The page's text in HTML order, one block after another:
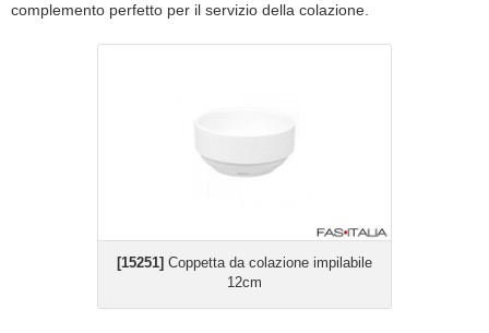
complemento perfetto per il servizio della colazione.
[15251] Coppetta da colazione impilabile
12cm